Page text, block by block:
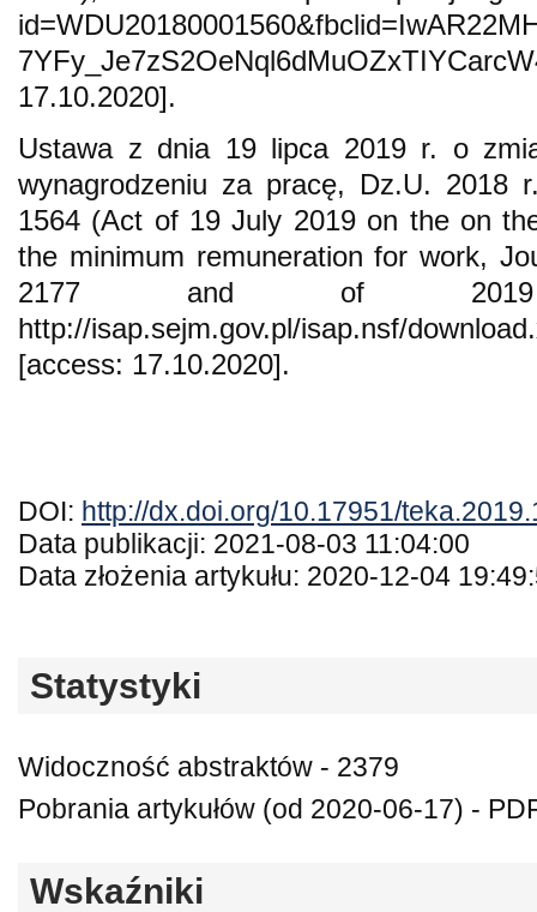
17.10.2020].
Ustawa z dnia 19 lipca 2019 r. o
wynagrodzeniu za pracę, Dz.U.
1564 (Act of 19 July 2019 on the on
the minimum remuneration for work,
2177 and of
http://isap.sejm.gov.pl/isap.nsf/
[access: 17.10.2020].
DOI: http://dx.doi.org/10.17951/
Data publikacji: 2021-08-03 11:04:00
Data złożenia artykułu: 2020-12-04
Statystyki
Widoczność abstraktów - 2379
Pobrania artykułów (od 2020-06-17) -
Wskaźniki